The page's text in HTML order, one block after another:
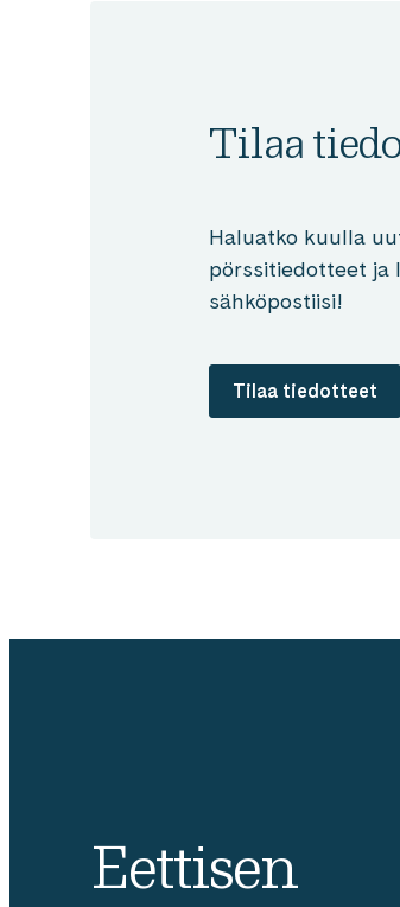
Tilaa
Haluatko kuulla
pörssitiedotteet ja
sähköpostiisi!
Tilaa tiedotteet
Eettisen